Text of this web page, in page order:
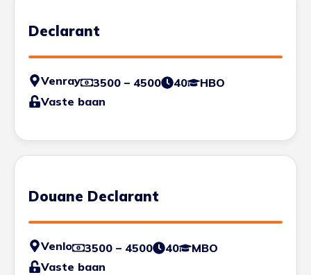
Declarant
Venray 3500 – 4500 40
HBO
Vaste baan
Douane Declarant
Venlo 3500 – 4500 40
MBO
Vaste baan